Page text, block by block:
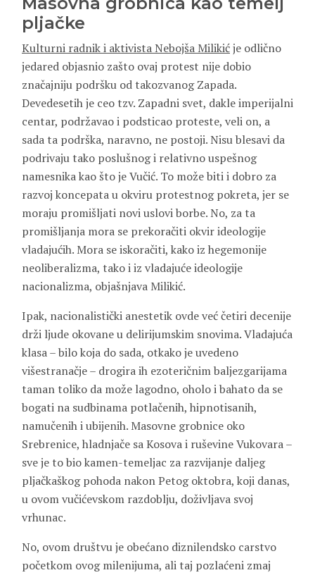
pljačke
Kulturni radnik i aktivista Nebojša Milikićje odlično
jedared objasnio zašto ovaj protest nije dobio
značajniju podršku od takozvanog Zapada.
Devedesetih je ceo tzv. Zapadni svet, dakle imperijalni
centar, podržavao i podsticao proteste, veli on, a
sada ta podrška, naravno, ne postoji. Nisu blesavi da
podrivaju tako poslušnog i relativno uspešnog
namesnika kao što je Vučić. To može biti i dobro za
razvoj koncepata u okviru protestnog pokreta, jer se
moraju promišljati novi uslovi borbe. No, za ta
promišljanja mora se prekoračiti okvir ideologije
vladajućih. Mora se iskoračiti, kako iz hegemonije
neoliberalizma, tako i iz vladajuće ideologije
nacionalizma, objašnjava Milikić.
Ipak, nacionalistički anestetik ovde već četiri decenije
drži ljude okovane u delirijumskim snovima. Vladajuća
klasa – bilo koja do sada, otkako je uvedeno
višestranačje – drogira ih ezoteričnim baljezgarijama
taman toliko da može lagodno, oholo i bahato da se
bogati na sudbinama potlačenih, hipnotisanih,
namučenih i ubijenih. Masovne grobnice oko
Srebrenice, hladnjače sa Kosova i ruševine Vukovara –
sve je to bio kamen-temeljac za razvijanje daljeg
pljačkaškog pohoda nakon Petog oktobra, koji danas,
u ovom vučićevskom razdoblju, doživljava svoj
vrhunac.
No, ovom društvu je obećano diznilendsko carstvo
početkom ovog milenijuma, ali taj pozlaćeni zmaj